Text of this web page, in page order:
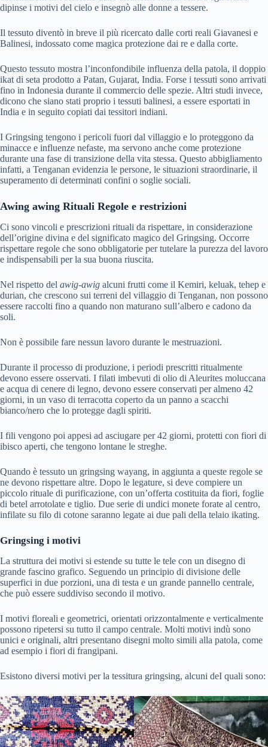
dipinse i motivi del cielo e insegnò alle donne a tessere.
Il tessuto diventò in breve il più ricercato dalle corti reali Giavanesi e
Balinesi, indossato come magica protezione dai re e dalla corte.
Questo tessuto mostra l’inconfondibile influenza della patola, il doppio
ikat di seta prodotto a Patan, Gujarat, India. Forse i tessuti sono arrivati
fino in Indonesia durante il commercio delle spezie. Altri studi invece,
dicono che siano stati proprio i tessuti balinesi, a essere esportati in
India e in seguito copiati dai tessitori indiani.
I Gringsing tengono i pericoli fuori dal villaggio e lo proteggono da
minacce e influenze nefaste, ma servono anche come protezione
durante una fase di transizione della vita stessa. Questo abbigliamento
infatti, a Tenganan evidenzia le persone, le situazioni straordinarie, il
superamento di determinati confini o soglie sociali.
Awing awing Rituali Regole e restrizioni
Ci sono vincoli e prescrizioni rituali da rispettare, in considerazione
dell’origine divina e del significato magico del Gringsing. Occorre
rispettare regole che sono obbligatorie per tutelare la purezza del lavoro
e indispensabili per la sua buona riuscita.
Nel rispetto del awig-awig alcuni frutti come il Kemiri, keluak, tehep e
durian, che crescono sui terreni del villaggio di Tenganan, non possono
essere raccolti fino a quando non maturano sull’albero e cadono da
soli.
Non è possibile fare nessun lavoro durante le mestruazioni.
Durante il processo di produzione, i periodi prescritti ritualmente
devono essere osservati. I filati imbevuti di olio di Aleurites moluccana
e acqua di cenere di legno, devono essere conservati per almeno 42
giorni, in un vaso di terracotta coperto da un panno a scacchi
bianco/nero che lo protegge dagli spiriti.
I fili vengono poi appesi ad asciugare per 42 giorni, protetti con fiori di
ibisco aperti, che tengono lontane le streghe.
Quando è tessuto un gringsing wayang, in aggiunta a queste regole se
ne devono rispettare altre. Dopo le legature, si deve compiere un
piccolo rituale di purificazione, con un’offerta costituita da fiori, foglie
di betel arrotolate e tiglio. Due serie di undici monete forate al centro,
infilate su filo di cotone saranno legate ai due pali della telaio ikating.
Gringsing i motivi
La struttura dei motivi si estende su tutte le tele con un disegno di
grande fascino grafico. Seguendo un principio di divisione delle
superfici in due porzioni, una di testa e un grande pannello centrale,
che può essere suddiviso secondo il motivo.
I motivi floreali e geometrici, orientati orizzontalmente e verticalmente
possono ripetersi su tutto il campo centrale. Molti motivi indù sono
unici e originali, altri presentano disegni molto simili alla patola, come
ad esempio i fiori di frangipani.
Esistono diversi motivi per la tessitura gringsing, alcuni deI quali sono: